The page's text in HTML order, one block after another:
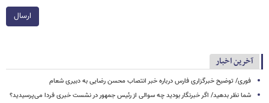
ارسال
آخرین اخبار
فوری/ توضیح خبرگزاری فارس درباره خبر انتصاب محسن رضایی به دبیری شعام
شما نظر بدهید/ اگر خبرنگار بودید چه سوالی از رئیس جمهور در نشست خبری فردا می‌پرسیدید؟